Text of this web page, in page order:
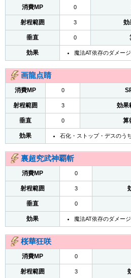
消費MP 0
射程範囲 3 効
垂直 0
効果 魔法AT依存のダメー
画龍点睛
消費MP 0
射程範囲 3 効果
垂直 0 算
効果 石化・ストップ・デスのう
裏超究武神覇斬
消費MP 0
射程範囲 3
垂直 0
効果 魔法AT依存のダメー
桜華狂咲
消費MP 0
射程範囲 3